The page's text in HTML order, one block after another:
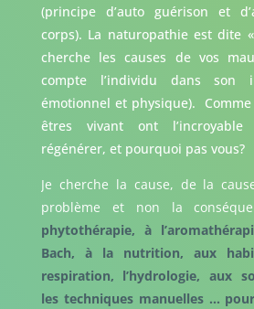
(principe d’auto guérison et
corps). La naturopathie est dite
cherche les causes de vos
compte l’individu dans son
émotionnel et physique).
êtres vivant ont
régénérer, et pourquoi pas vous?
Je cherche la cause, de la
problème et non la
phytothérapie, à
Bach, à la nutrition, aux
respiration, l’hydrologie, aux
les techniques manuelles …